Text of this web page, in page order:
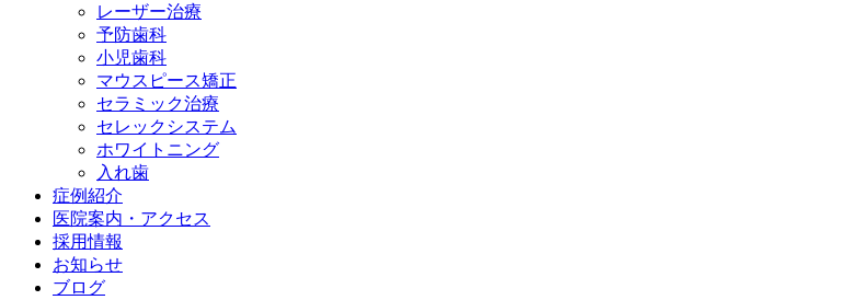
レーザー治療
予防歯科
小児歯科
マウスピース矯正
セラミック治療
セレックシステム
ホワイトニング
入れ歯
症例紹介
医院案内・アクセス
採用情報
お知らせ
ブログ